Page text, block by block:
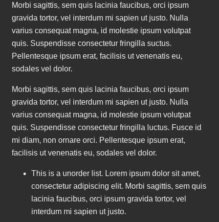
Morbi sagittis, sem quis lacinia faucibus, orci ipsum
gravida tortor, vel interdum mi sapien ut justo. Nulla
varius consequat magna, id molestie ipsum volutpat
quis. Suspendisse consectetur fringilla suctus.
Pellentesque ipsum erat, facilisis ut venenatis eu,
sodales vel dolor.
Morbi sagittis, sem quis lacinia faucibus, orci ipsum
gravida tortor, vel interdum mi sapien ut justo. Nulla
varius consequat magna, id molestie ipsum volutpat
quis. Suspendisse consectetur fringilla luctus. Fusce id
mi diam, non ornare orci. Pellentesque ipsum erat,
facilisis ut venenatis eu, sodales vel dolor.
This is a unorder list. Lorem ipsum dolor sit amet,
consectetur adipiscing elit. Morbi sagittis, sem quis
lacinia faucibus, orci ipsum gravida tortor, vel
interdum mi sapien ut justo.